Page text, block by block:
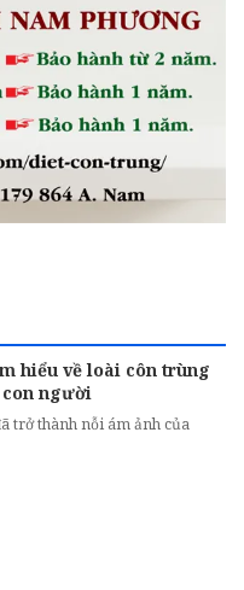
hiểu về loài côn trùng
con người
trở thành nỗi ám ảnh của